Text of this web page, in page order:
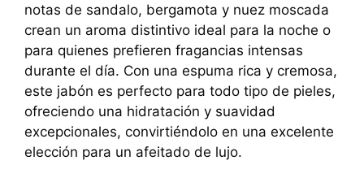
notas de sandalo, bergamota y nuez moscada
crean un aroma distintivo ideal para la noche o
para quienes prefieren fragancias intensas
durante el día. Con una espuma rica y cremosa,
este jabón es perfecto para todo tipo de pieles,
ofreciendo una hidratación y suavidad
excepcionales, convirtiéndolo en una excelente
elección para un afeitado de lujo.